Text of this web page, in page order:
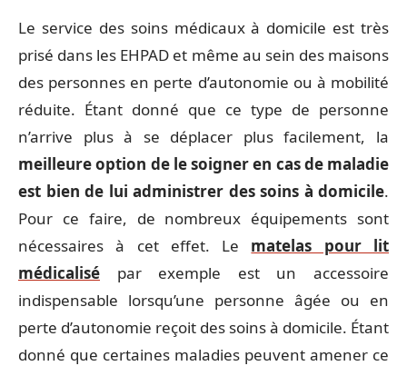
Le service des soins médicaux à domicile est très
prisé dans les EHPAD et même au sein des maisons
des personnes en perte d’autonomie ou à mobilité
réduite. Étant donné que ce type de personne
n’arrive plus à se déplacer plus facilement, la
meilleure option de le soigner en cas de maladie
est bien de lui administrer des soins à domicile.
Pour ce faire, de nombreux équipements sont
nécessaires à cet effet. Le matelas pour lit
médicalisé par exemple est un accessoire
indispensable lorsqu’une personne âgée ou en
perte d’autonomie reçoit des soins à domicile. Étant
donné que certaines maladies peuvent amener ce